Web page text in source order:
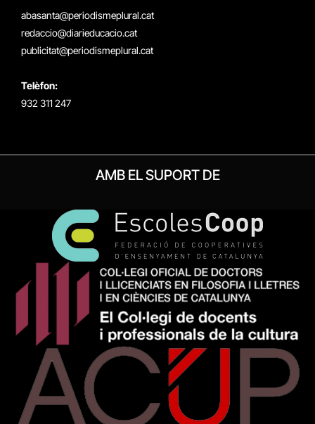
abasanta@periodismeplural.cat
redaccio@diarieducacio.cat
publicitat@periodismeplural.cat
Telèfon:
932 311 247
AMB EL SUPORT DE